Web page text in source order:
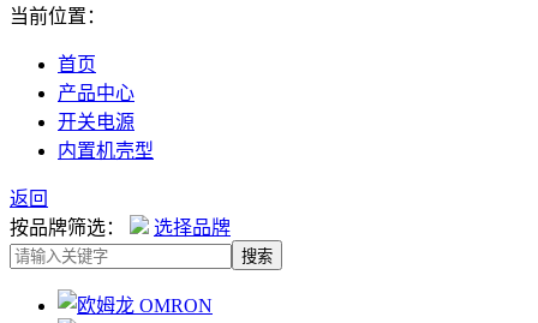
当前位置：
首页
产品中心
开关电源
内置机壳型
返回
按品牌筛选：
选择品牌
搜索